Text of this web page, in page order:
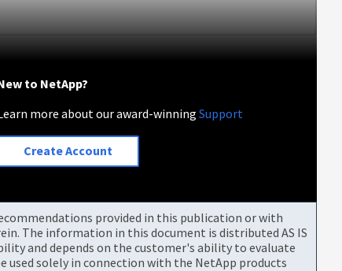
to NetApp?
more about our award-winningSupport
Create Account
provided in this publication or with
The information in this document is distributed AS IS
and depends on the customer's ability to evaluate
solely in connection with the NetApp products